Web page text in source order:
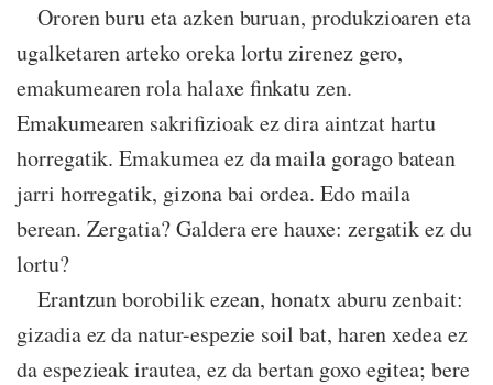
Ororen buru eta azken buruan, produkzioaren eta
ugalketaren arteko oreka lortu zirenez gero,
emakumearen rola halaxe finkatu zen.
Emakumearen sakrifizioak ez dira aintzat hartu
horregatik. Emakumea ez da maila gorago batean
jarri horregatik, gizona bai ordea. Edo maila
berean. Zergatia? Galdera ere hauxe: zergatik ez du
lortu?
Erantzun borobilik ezean, honatx aburu zenbait:
gizadia ez da natur-espezie soil bat, haren xedea ez
da espezieak irautea, ez da bertan goxo egitea; bere